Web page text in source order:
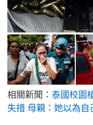
相關新聞： 泰國校園
失措 母親：她以為自